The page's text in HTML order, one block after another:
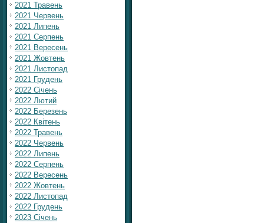
2021 Травень
2021 Червень
2021 Липень
2021 Серпень
2021 Вересень
2021 Жовтень
2021 Листопад
2021 Грудень
2022 Січень
2022 Лютий
2022 Березень
2022 Квітень
2022 Травень
2022 Червень
2022 Липень
2022 Серпень
2022 Вересень
2022 Жовтень
2022 Листопад
2022 Грудень
2023 Січень